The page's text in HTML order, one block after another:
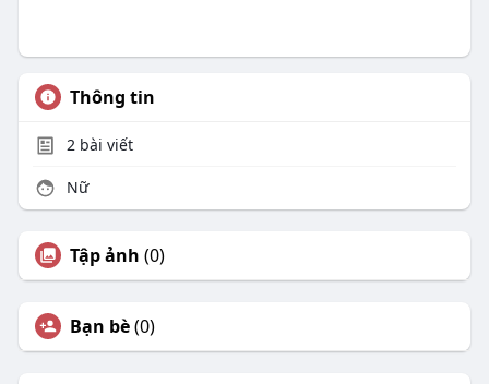
Thông tin
2bài viết
Nữ
Tập ảnh (0)
Bạn bè(0)